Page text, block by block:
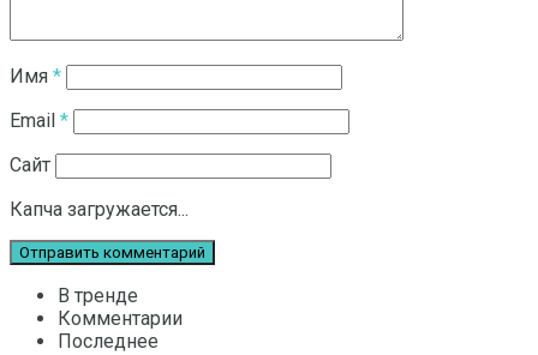
Имя *
Email *
Сайт
Капча загружается...
В тренде
Комментарии
Последнее